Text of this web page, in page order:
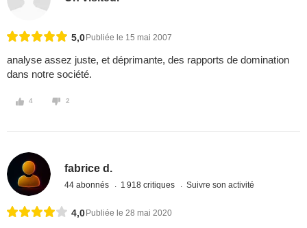
5,0 Publiée le 15 mai 2007
analyse assez juste, et déprimante, des rapports de domination
dans notre société.
4 2
fabrice d.
44 abonnés 1 918 critiques Suivre son activité
4,0 Publiée le 28 mai 2020